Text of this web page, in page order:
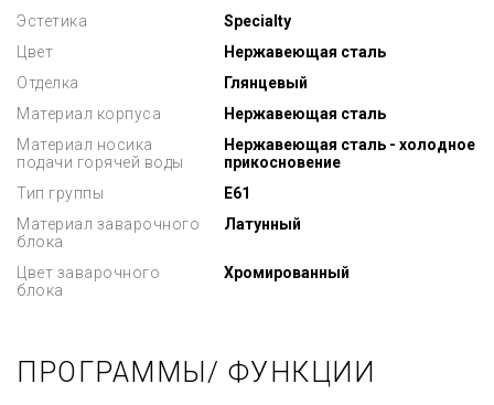
Эстетика
Specialty
Цвет
Нержавеющая сталь
Отделка
Глянцевый
Материал корпуса
Нержавеющая сталь
Материал носика
подачи горячей воды
Нержавеющая сталь - холодное
прикосновение
Тип группы
E61
Материал заварочного
блока
Латунный
Цвет заварочного
блока
Хромированный
ПРОГРАММЫ/ ФУНКЦИИ